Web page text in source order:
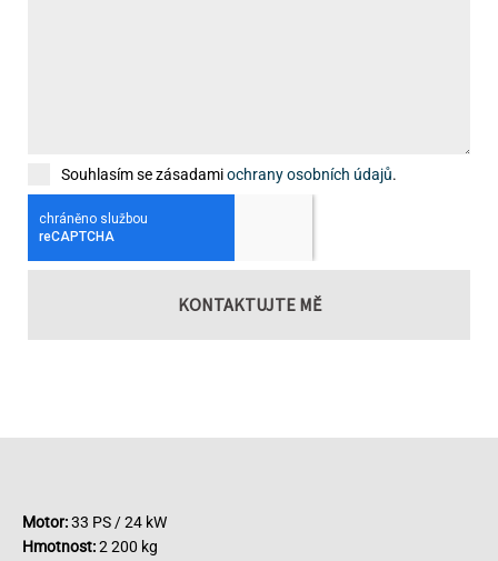
Souhlasím se zásadamiochrany osobních údajů.
KONTAKTUJTE MĚ
Motor:33 PS / 24 kW
Hmotnost:2 200 kg